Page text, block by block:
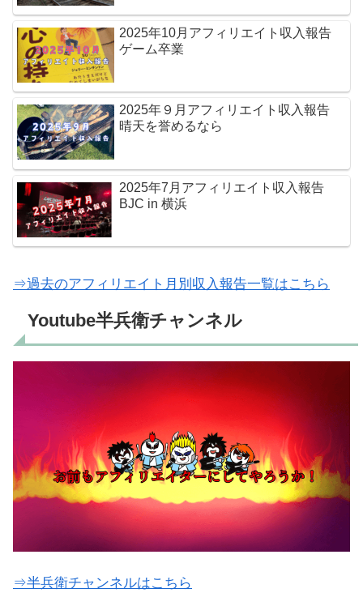
2025年10月アフィリエイト収入報告
ゲーム卒業
2025年９月アフィリエイト収入報告
晴天を誉めるなら
2025年7月アフィリエイト収入報告
BJC in 横浜
⇒過去のアフィリエイト月別収入報告一覧はこちら
Youtube半兵衛チャンネル
⇒半兵衛チャンネルはこちら